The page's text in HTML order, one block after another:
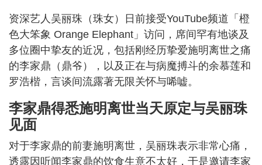
资深艺人吴丽珠（珠女）日前接受YouTube频道「橙
色大笨象 Orange Elephant」访问，席间罕有地谈及
多位圈中挚友的近况，包括刚经历挚爱施明离世之痛
的李家鼎（鼎爷），以及正在与病魔搏斗的余慕莲和
罗浩楷，言谈间流露著无限关怀与唏嘘。
李家鼎得悉施明离世当天原定与吴丽珠
见面
对于李家鼎的前妻施明离世，吴丽珠表示非常心痛，
透露因听闻李家鼎的饮食生意不太好，于是邀请李家